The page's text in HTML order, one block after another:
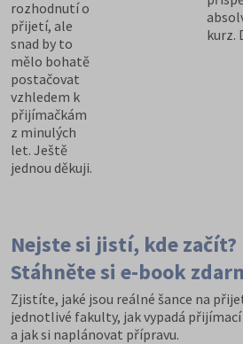
rozhodnutí o
přijetí, ale
snad by to
mělo bohatě
postačovat
vzhledem k
přijímačkám
z minulých
let. Ještě
jednou děkuji.
kurz.
Nejste si jistí, kde začít?
Stáhněte si e-book
Zjistíte, jaké jsou reálné šance na
jednotlivé fakulty, jak vypadá
a jak si naplánovat přípravu.